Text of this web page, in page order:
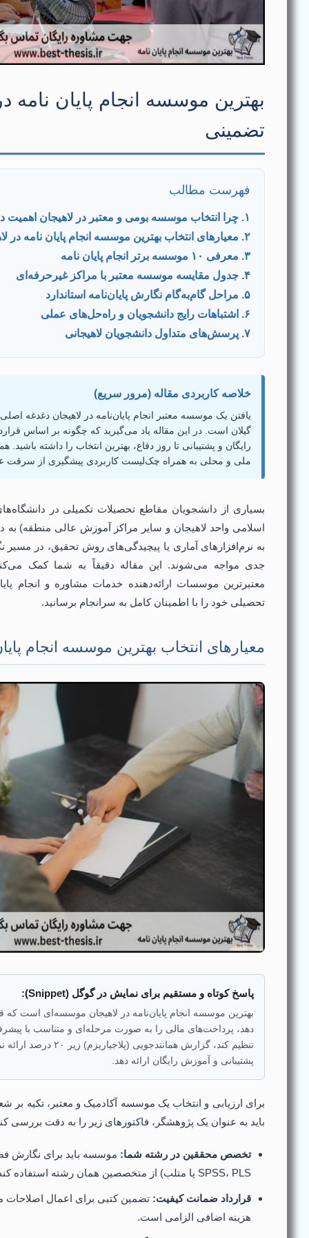
بهترین موسسه انجام پایان نامه
تضمینی
فهرست مطالب
۱. چرا انتخاب موسسه بومی و معتبر در لاهیجان اهمیت دارد؟
۲. معیارهای انتخاب بهترین موسسه انجام پایان نامه در لاهیجان
۳. معرفی ۱۰ موسسه برتر انجام پایان نامه
۴. جدول مقایسه موسسه معتبر با مراکز غیرحرفه‌ای
۵. مراحل گام‌به‌گام نگارش پایان‌نامه استاندارد
۶. اشتباهات رایج دانشجویان و راه‌حل‌های عملی
۷. پرسش‌های متداول دانشجویان لاهیجانی
خلاصه کاربردی مقاله (مرور سریع)
یافتن یک موسسه معتبر انجام پایان‌نامه در لاهیجان دغدغه
گیلان است. در این مقاله یاد می‌گیرید که چگونه بر اساس
ملی و محلی به همراه چک‌لیست کاربردی پیشگیری از سرقت
بسیاری از دانشجویان مقاطع تحصیلات تکمیلی در
اسلامی واحد لاهیجان و سایر مراکز آموزش عالی منطقه)
به نرم‌افزارهای آماری یا پیچیدگی‌های روش تحقیق، در مسیر
جدی مواجه می‌شوند. این مقاله دقیقاً به شما کمک
معتبرترین موسسات ارائه‌دهنده خدمات مشاوره و انجام
تحصیلی خود را با اطمینان کامل به سرانجام برسانید.
معیارهای انتخاب بهترین موسسه انجام
پاسخ کوتاه و مستقیم برای نمایش در گوگل (Snippet):
بهترین موسسه انجام پایان‌نامه در لاهیجان موسسه‌ای است که
دهد، پرداخت‌های مالی را به صورت مرحله‌ای و متناسب با
تنظیم کند، گزارش
پشتیبانی و آموزش رایگان ارائه دهد.
برای ارزیابی و انتخاب یک موسسه آکادمیک و معتبر، تکیه بر
باید به عنوان یک پژوهشگر، فاکتورهای زیر را به دقت بررسی
تخصص محققین در رشته شما: موسسه باید برای نگارش
SPSS، PLS یا متلب) از متخصصین همان رشته استفاده کند.
قرارداد ضمانت کیفیت: تضمین کتبی برای اعمال اصلاحات
هزینه اضافی الزامی است.